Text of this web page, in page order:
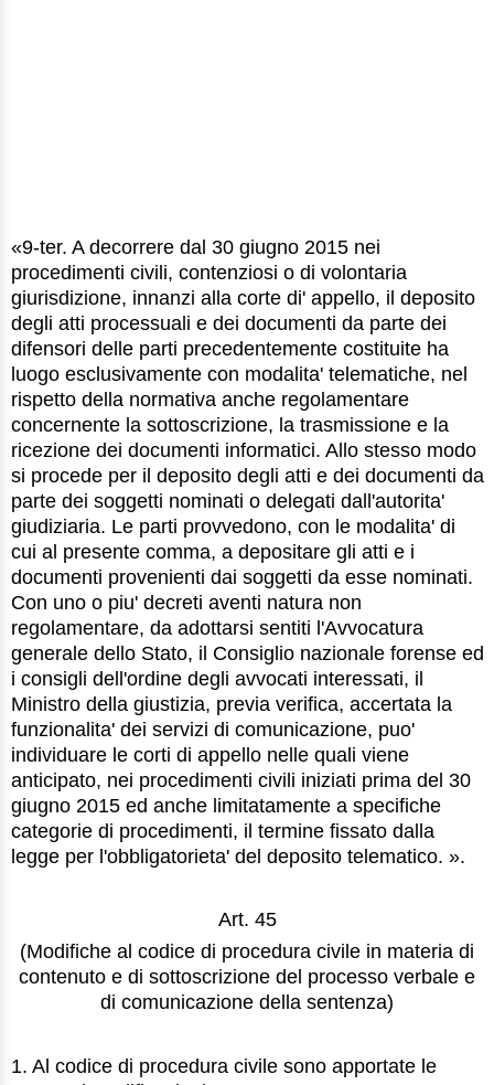
«9-ter. A decorrere dal 30 giugno 2015 nei
procedimenti civili, contenziosi o di volontaria
giurisdizione, innanzi alla corte di' appello, il deposito
degli atti processuali e dei documenti da parte dei
difensori delle parti precedentemente costituite ha
luogo esclusivamente con modalita' telematiche, nel
rispetto della normativa anche regolamentare
concernente la sottoscrizione, la trasmissione e la
ricezione dei documenti informatici. Allo stesso modo
si procede per il deposito degli atti e dei documenti da
parte dei soggetti nominati o delegati dall'autorita'
giudiziaria. Le parti provvedono, con le modalita' di
cui al presente comma, a depositare gli atti e i
documenti provenienti dai soggetti da esse nominati.
Con uno o piu' decreti aventi natura non
regolamentare, da adottarsi sentiti l'Avvocatura
generale dello Stato, il Consiglio nazionale forense ed
i consigli dell'ordine degli avvocati interessati, il
Ministro della giustizia, previa verifica, accertata la
funzionalita' dei servizi di comunicazione, puo'
individuare le corti di appello nelle quali viene
anticipato, nei procedimenti civili iniziati prima del 30
giugno 2015 ed anche limitatamente a specifiche
categorie di procedimenti, il termine fissato dalla
legge per l'obbligatorieta' del deposito telematico. ».
Art. 45
(Modifiche al codice di procedura civile in materia di
contenuto e di sottoscrizione del processo verbale e
di comunicazione della sentenza)
1. Al codice di procedura civile sono apportate le